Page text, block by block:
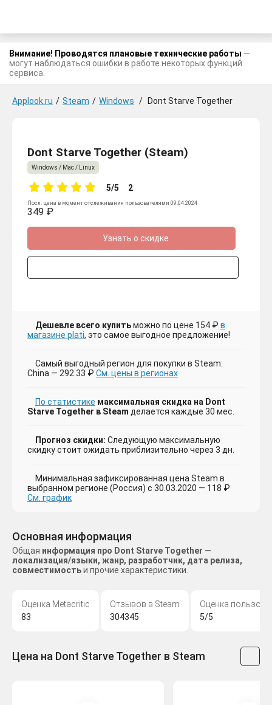
Внимание! Проводятся плановые технические работы —
могут наблюдаться ошибки в работе некоторых функций
сервиса.
Applook.ru / Steam / Windows / Dont Starve Together
Dont Starve Together (Steam)
Windows / Mac / Linux
5/5 2
Посл. цена в момент отслеживания пользователями 09.04.2024
349 ₽
Узнать о скидке
Дешевле всего купитьможно по цене 154 ₽ в
магазине plati, это самое выгодное предложение!
Самый выгодный регион для покупки в Steam:
China — 292.33 ₽ См. цены в регионах
По статистике максимальная скидка на Dont
Starve Together в Steam делается каждые 30 мес.
Прогноз скидки: Следующую максимальную
скидку стоит ожидать приблизительно через 3 дн.
Минимальная зафиксированная цена Steam в
выбранном регионе (Россия) с 30.03.2020 — 118 ₽
См. график
Основная информация
Общая информация про Dont Starve Together —
локализация/языки, жанр, разработчик, дата релиза,
совместимостьи прочие характеристики.
Оценка Metacritic
83
Отзывов в Steam
304345
Оценка
5/5
Цена на Dont Starve Together в Steam